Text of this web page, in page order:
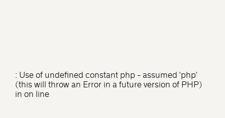
: Use of undefined constant php - assumed 'php'
(this will throw an Error in a future version of PHP)
in on line